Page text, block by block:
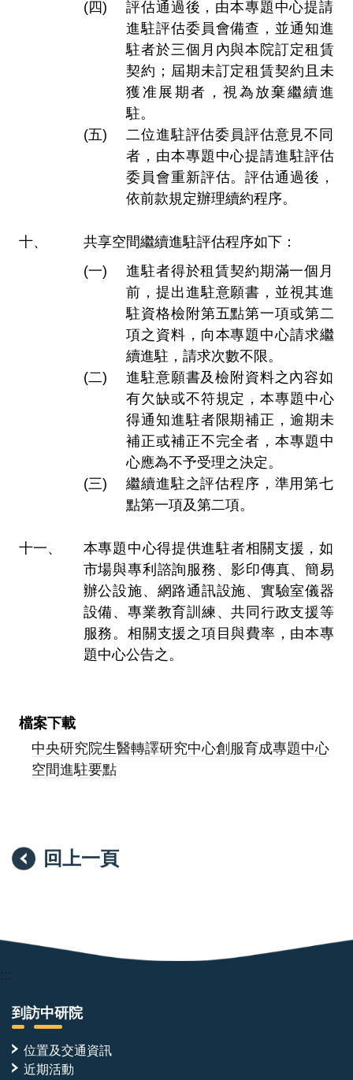
評估通過後，由本專題中心提請
進駐評估委員會備查，並通知進
駐者於三個月內與本院訂定租賃
契約；屆期未訂定租賃契約且未
獲准展期者，視為放棄繼續進
駐。
二位進駐評估委員評估意見不同
者，由本專題中心提請進駐評估
委員會重新評估。評估通過後，
依前款規定辦理續約程序。
共享空間繼續進駐評估程序如下：
進駐者得於租賃契約期滿一個月
前，提出進駐意願書，並視其進
駐資格檢附第五點第一項或第二
項之資料，向本專題中心請求繼
續進駐，請求次數不限。
進駐意願書及檢附資料之內容如
有欠缺或不符規定，本專題中心
得通知進駐者限期補正，逾期未
補正或補正不完全者，本專題中
心應為不予受理之決定。
繼續進駐之評估程序，準用第七
點第一項及第二項。
本專題中心得提供進駐者相關支援，如
市場與專利諮詢服務、影印傳真、簡易
辦公設施、網路通訊設施、實驗室儀器
設備、專業教育訓練、共同行政支援等
服務。相關支援之項目與費率，由本專
題中心公告之。
檔案下載
中央研究院生醫轉譯研究中心創服育成專題中心
空間進駐要點
回上一頁
:::
到訪中研院
位置及交通資訊
近期活動